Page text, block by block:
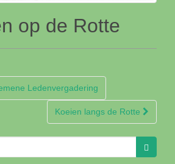
op de Rotte
Ledenvergadering
Koeien langs de Rotte